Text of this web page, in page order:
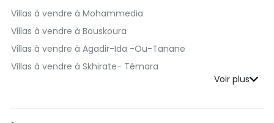
Immobilier à vendre à Tétouan
Immobilier à vendre à Tiznit
Appartements à vendre à Berrechid
Appartements à vendre à Médiouna
Appartements à vendre à Meknès
Appartements à vendre à Rehamna
Villas à vendre à Mohammedia
Villas à vendre à Bouskoura
Villas à vendre à Agadir-Ida -Ou-Tanane
Villas à vendre à Skhirate- Témara
Villas à vendre à Fès